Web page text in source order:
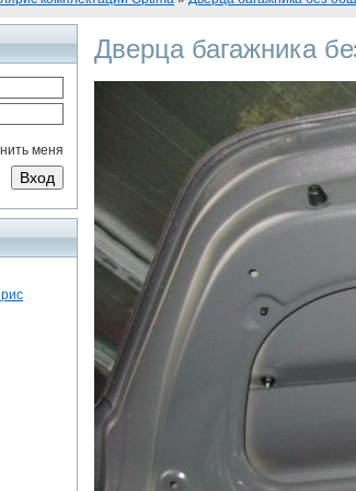
меня
Дверца багажника